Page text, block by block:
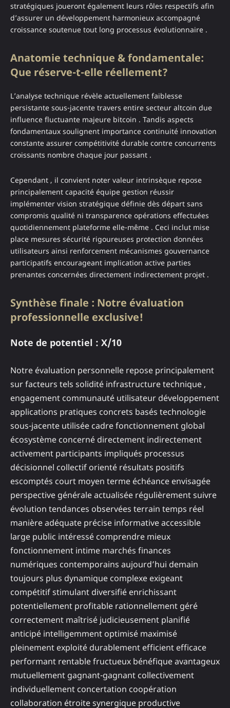
stratégiques joueront également leurs rôles respectifs afin
d’assurer un développement harmonieux accompagné
croissance soutenue tout long processus évolutionnaire .
Anatomie technique & fondamentale:
Que réserve-t-elle réellement?
L’analyse technique révèle actuellement faiblesse
persistante sous-jacente travers entire secteur altcoin due
influence fluctuante majeure bitcoin . Tandis aspects
fondamentaux soulignent importance continuité innovation
constante assurer compétitivité durable contre concurrents
croissants nombre chaque jour passant .
Cependant , il convient noter valeur intrinsèque repose
principalement capacité équipe gestion réussir
implémenter vision stratégique définie dès départ sans
compromis qualité ni transparence opérations effectuées
quotidiennement plateforme elle-même . Ceci inclut mise
place mesures sécurité rigoureuses protection données
utilisateurs ainsi renforcement mécanismes gouvernance
participatifs encourageant implication active parties
prenantes concernées directement indirectement projet .
Synthèse finale : Notre évaluation
professionnelle exclusive!
Note de potentiel : X/10
Notre évaluation personnelle repose principalement
sur facteurs tels solidité infrastructure technique ,
engagement communauté utilisateur développement
applications pratiques concrets basés technologie
sous-jacente utilisée cadre fonctionnement global
écosystème concerné directement indirectement
activement participants impliqués processus
décisionnel collectif orienté résultats positifs
escomptés court moyen terme échéance envisagée
perspective générale actualisée régulièrement suivre
évolution tendances observées terrain temps réel
manière adéquate précise informative accessible
large public intéressé comprendre mieux
fonctionnement intime marchés finances
numériques contemporains aujourd’hui demain
toujours plus dynamique complexe exigeant
compétitif stimulant diversifié enrichissant
potentiellement profitable rationnellement géré
correctement maîtrisé judicieusement planifié
anticipé intelligemment optimisé maximisé
pleinement exploité durablement efficient efficace
performant rentable fructueux bénéfique avantageux
mutuellement gagnant-gagnant collectivement
individuellement concertation coopération
collaboration étroite synergique productive